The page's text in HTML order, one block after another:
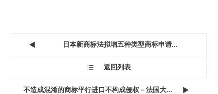
 日本新商标法拟增五种类型商标申请...
 返回列表
不造成混淆的商标平行进口不构成侵权－法国大... 